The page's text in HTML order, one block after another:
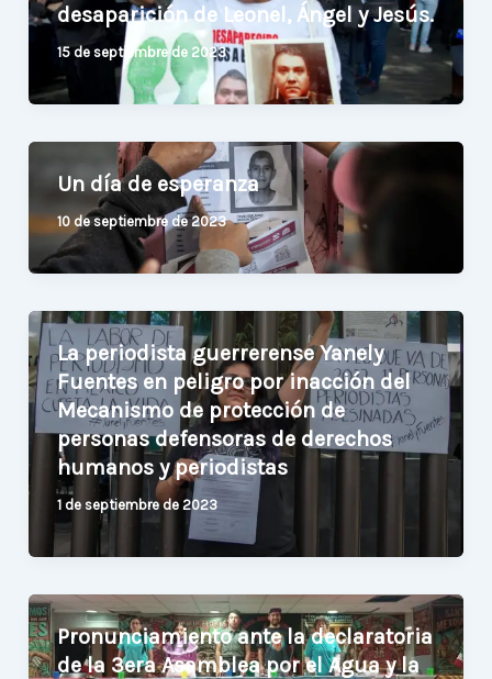
desaparición de Leonel, Ángel y Jesús.
15 de septiembre de 2023
Un día de esperanza
10 de septiembre de 2023
La periodista guerrerense Yanely
Fuentes en peligro por inacción del
Mecanismo de protección de
personas defensoras de derechos
humanos y periodistas
1 de septiembre de 2023
Pronunciamiento ante la declaratoria
de la 3era Asamblea por el Agua y la